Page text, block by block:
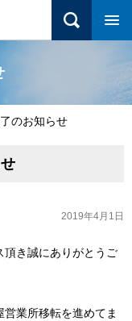
のお知らせ
2019年4月1日
頂き誠にありがとうご
業所移転を進めてま